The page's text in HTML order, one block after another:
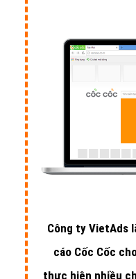
Công ty VietAds
cáo Cốc Cốc